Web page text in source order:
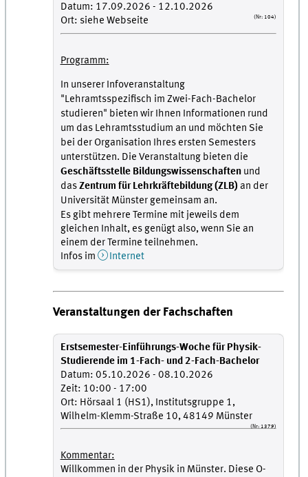
Datum: 17.09.2026 - 12.10.2026
Ort: siehe Webseite
(Nr: 104)
Programm:
In unserer Infoveranstaltung
"Lehramtsspezifisch im Zwei-Fach-Bachelor
studieren" bieten wir Ihnen Informationen rund
um das Lehramtsstudium an und möchten Sie
bei der Organisation Ihres ersten Semesters
unterstützen. Die Veranstaltung bieten die
Geschäftsstelle Bildungswissenschaftenund
dasZentrum für Lehrkräftebildung (ZLB)an der
Universität Münster gemeinsam an.
Es gibt mehrere Termine mit jeweils dem
gleichen Inhalt, es genügt also, wenn Sie an
einem der Termine teilnehmen.
Infos im
Internet
Veranstaltungen der Fachschaften
Erstsemester-Einführungs-Woche für Physik-
Studierende im 1-Fach- und 2-Fach-Bachelor
Datum: 05.10.2026 - 08.10.2026
Zeit: 10:00 - 17:00
Ort: Hörsaal 1 (HS1), Institutsgruppe 1,
Wilhelm-Klemm-Straße 10, 48149 Münster
(Nr: 1379)
Kommentar:
Willkommen in der Physik in Münster. Diese O-